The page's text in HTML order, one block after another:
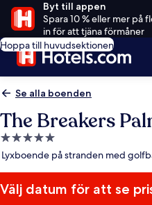
Byt till appen
Spara 10 % eller mer på
in för att tjäna förmåner
Hoppa till huvudsektionen
Se alla boenden
The Breakers
5.0-
stjärnigt
Lyxboende på stranden med
Välj datum för att se